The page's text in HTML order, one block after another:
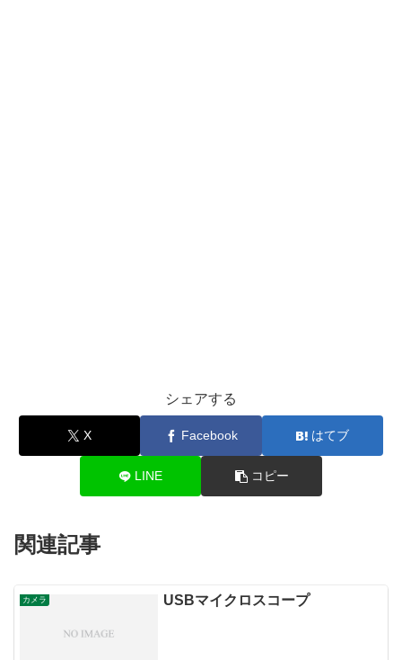
シェアする
X Facebook はてブ
LINE コピー
関連記事
カメラ USBマイクロスコープ